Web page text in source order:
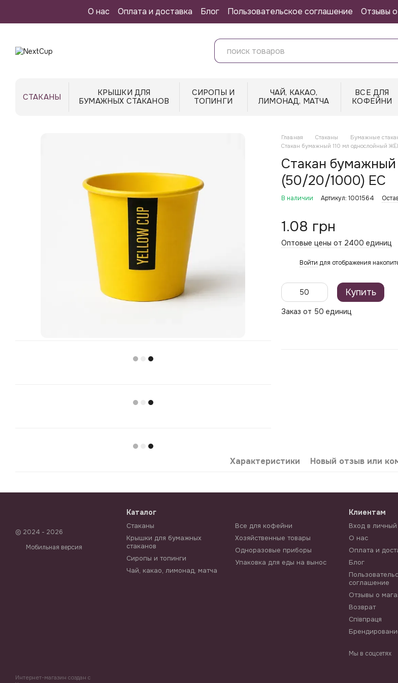
Перейти к основному контенту
О нас Оплата и доставка Блог Пользовательское соглашение Отзывы
СТАКАНЫ
КРЫШКИ ДЛЯ
БУМАЖНЫХ СТАКАНОВ
СИРОПЫ И
ТОПИНГИ
ЧАЙ, КАКАО,
ЛИМОНАД, МАТЧА
ВСЕ ДЛЯ
КОФЕЙНИ
Главная Стаканы Бумажные
Стакан бумажный 110 мл однослойный
Стакан
(50/20/1000) ЕС
В наличии Артикул: 1001564
1.08 грн
Оптовые цены от 2400 единиц
Войти для отображения
Купить
Заказ от 50 единиц
Характеристики Новый отзыв или
© 2024 - 2026
Мобильная версия
Интернет-магазин создан с
Каталог
Стаканы
Крышки для бумажных
стаканов
Сиропы и топинги
Чай, какао, лимонад, матча
Все для кофейни
Хозяйственные товары
Одноразовые приборы
Упаковка для еды на вынос
Клиентам
Вход в
О нас
Оплата и
Блог
соглашение
Отзывы о
Возврат
Співпраця
Мы в соцсетях